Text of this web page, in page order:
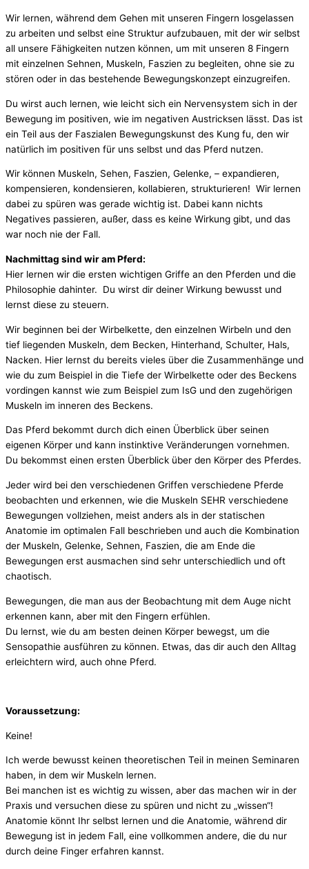
Wir lernen, während dem Gehen mit unseren Fingern losgelassen
zu arbeiten und selbst eine Struktur aufzubauen, mit der wir selbst
all unsere Fähigkeiten nutzen können, um mit unseren 8 Fingern
mit einzelnen Sehnen, Muskeln, Faszien zu begleiten, ohne sie zu
stören oder in das bestehende Bewegungskonzept einzugreifen.
Du wirst auch lernen, wie leicht sich ein Nervensystem sich in der
Bewegung im positiven, wie im negativen Austricksen lässt. Das ist
ein Teil aus der Faszialen Bewegungskunst des Kung fu, den wir
natürlich im positiven für uns selbst und das Pferd nutzen.
Wir können Muskeln, Sehen, Faszien, Gelenke, – expandieren,
kompensieren, kondensieren, kollabieren, strukturieren! Wir lernen
dabei zu spüren was gerade wichtig ist. Dabei kann nichts
Negatives passieren, außer, dass es keine Wirkung gibt, und das
war noch nie der Fall.
Nachmittag sind wir am Pferd:
Hier lernen wir die ersten wichtigen Griffe an den Pferden und die
Philosophie dahinter. Du wirst dir deiner Wirkung bewusst und
lernst diese zu steuern.
Wir beginnen bei der Wirbelkette, den einzelnen Wirbeln und den
tief liegenden Muskeln, dem Becken, Hinterhand, Schulter, Hals,
Nacken. Hier lernst du bereits vieles über die Zusammenhänge und
wie du zum Beispiel in die Tiefe der Wirbelkette oder des Beckens
vordingen kannst wie zum Beispiel zum IsG und den zugehörigen
Muskeln im inneren des Beckens.
Das Pferd bekommt durch dich einen Überblick über seinen
eigenen Körper und kann instinktive Veränderungen vornehmen.
Du bekommst einen ersten Überblick über den Körper des Pferdes.
Jeder wird bei den verschiedenen Griffen verschiedene Pferde
beobachten und erkennen, wie die Muskeln SEHR verschiedene
Bewegungen vollziehen, meist anders als in der statischen
Anatomie im optimalen Fall beschrieben und auch die Kombination
der Muskeln, Gelenke, Sehnen, Faszien, die am Ende die
Bewegungen erst ausmachen sind sehr unterschiedlich und oft
chaotisch.
Bewegungen, die man aus der Beobachtung mit dem Auge nicht
erkennen kann, aber mit den Fingern erfühlen.
Du lernst, wie du am besten deinen Körper bewegst, um die
Sensopathie ausführen zu können. Etwas, das dir auch den Alltag
erleichtern wird, auch ohne Pferd.
Voraussetzung:
Keine!
Ich werde bewusst keinen theoretischen Teil in meinen Seminaren
haben, in dem wir Muskeln lernen.
Bei manchen ist es wichtig zu wissen, aber das machen wir in der
Praxis und versuchen diese zu spüren und nicht zu „wissen“!
Anatomie könnt Ihr selbst lernen und die Anatomie, während dir
Bewegung ist in jedem Fall, eine vollkommen andere, die du nur
durch deine Finger erfahren kannst.